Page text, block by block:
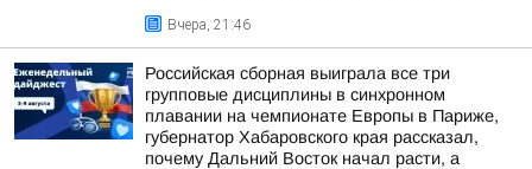
Вчера, 21:46
Российская сборная выиграла все три
групповые дисциплины в синхронном
плавании на чемпионате Европы в Париже,
губернатор Хабаровского края рассказал,
почему Дальний Восток начал расти, а